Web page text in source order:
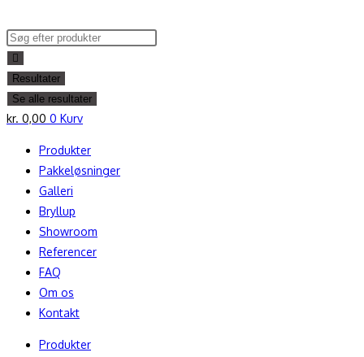
to
content
Search
...
Resultater
Se alle resultater
kr. 0,00 0 Kurv
Produkter
Pakkeløsninger
Galleri
Bryllup
Showroom
Referencer
FAQ
Om os
Kontakt
Produkter